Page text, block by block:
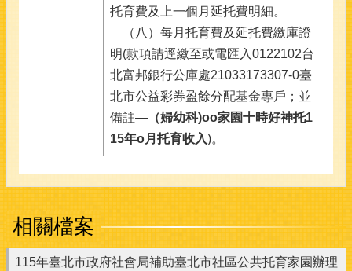
托育費及上一個月延托費明細。
（八）每月托育費及延托費繳庫證
明(款項請逕繳至或電匯入0122102台
北富邦銀行公庫處21033173307-0臺
北市公益彩券盈餘分配基金專戶；並
備註— （婦幼科)oo家園十時好神托1
15年o月托育收入)。
相關檔案
115年臺北市政府社會局補助臺北市社區公共托育家園辦理